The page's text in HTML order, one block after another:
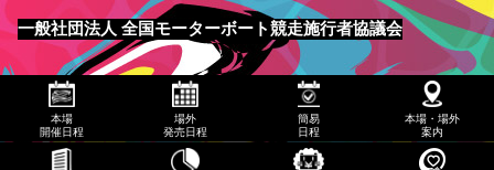
一般社団法人 全国モーターボート競走施行者協議会
メニュー
発売
日程
日程
本場
開催日程
場外
発売日程
簡易
日程
本場・場外
案内